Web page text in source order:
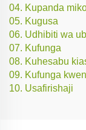
04. Kupanda
05. Kugusa
06. Udhibiti wa
07. Kufunga
08. Kuhesabu
09. Kufunga
10. Usafirishaji